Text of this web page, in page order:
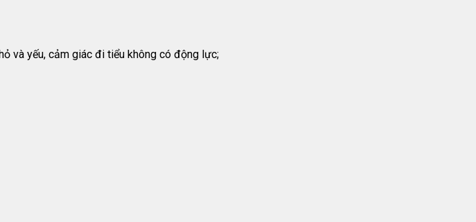
và yếu, cảm giác đi tiểu không có động lực;